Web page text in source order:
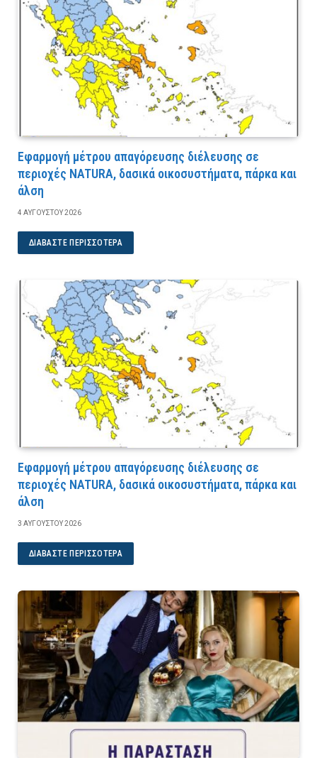
Εφαρμογή μέτρου απαγόρευσης διέλευσης σε
περιοχές NATURA, δασικά οικοσυστήματα, πάρκα και
άλση
4 ΑΥΓΟΎΣΤΟΥ 2026
ΔΙΑΒΆΣΤΕ ΠΕΡΙΣΣΌΤΕΡΑ
Εφαρμογή μέτρου απαγόρευσης διέλευσης σε
περιοχές NATURA, δασικά οικοσυστήματα, πάρκα και
άλση
3 ΑΥΓΟΎΣΤΟΥ 2026
ΔΙΑΒΆΣΤΕ ΠΕΡΙΣΣΌΤΕΡΑ